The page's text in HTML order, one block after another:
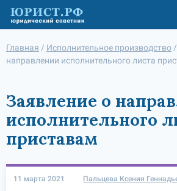
Главная / Исполнительное производство /
направлении исполнительного листа
Заявление о
исполнительного
приставам
11 марта 2021 Пальцева Ксения